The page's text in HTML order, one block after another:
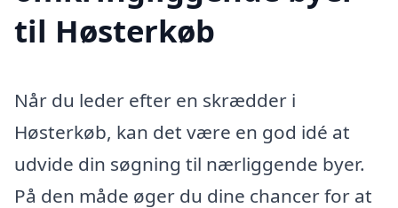
til Høsterkøb
Når du leder efter en skrædder i
Høsterkøb, kan det være en god idé at
udvide din søgning til nærliggende byer.
På den måde øger du dine chancer for at